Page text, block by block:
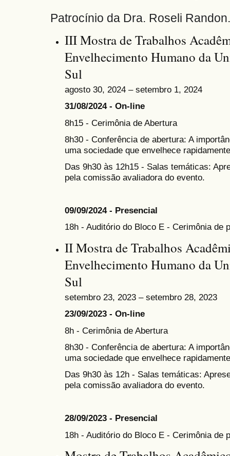
Patrocínio da Dra. Roseli Randon.
III Mostra de Trabalhos
Envelhecimento Humano da
Sul
agosto 30, 2024 – setembro 1, 2024
31/08/2024 - On-line
8h15 - Cerimônia de Abertura
8h30 - Conferência de abertura: A
uma sociedade que envelhece
Das 9h30 às 12h15 - Salas temáticas:
pela comissão avaliadora do evento.
09/09/2024 - Presencial
18h - Auditório do Bloco E - Cerimônia de
II Mostra de Trabalhos
Envelhecimento Humano da
Sul
setembro 23, 2023 – setembro 28, 2023
23/09/2023 - On-line
8h - Cerimônia de Abertura
8h30 - Conferência de abertura: A
uma sociedade que envelhece
Das 9h30 às 12h - Salas temáticas:
pela comissão avaliadora do evento.
28/09/2023 - Presencial
18h - Auditório do Bloco E - Cerimônia de